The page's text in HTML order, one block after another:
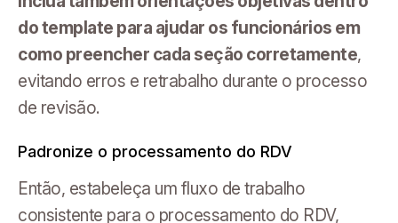
do template para ajudar os funcionários em
como preencher cada seção corretamente,
evitando erros e retrabalho durante o processo
de revisão.
Padronize o processamento do RDV
Então, estabeleça um fluxo de trabalho
consistente para o processamento do RDV,